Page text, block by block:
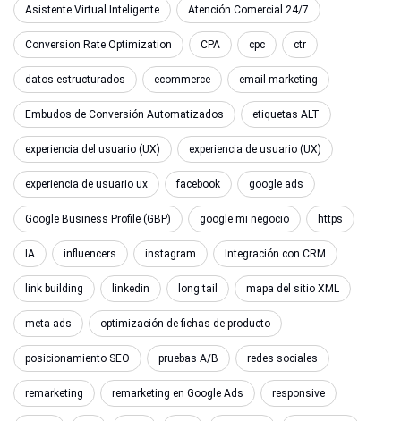
Asistente Virtual Inteligente Atención Comercial 24/7
Conversion Rate Optimization CPA cpc ctr
datos estructurados ecommerce email marketing
Embudos de Conversión Automatizados etiquetas ALT
experiencia del usuario (UX) experiencia de usuario (UX)
experiencia de usuario ux facebook google ads
Google Business Profile (GBP) google mi negocio https
IA influencers instagram Integración con CRM
link building linkedin long tail mapa del sitio XML
meta ads optimización de fichas de producto
posicionamiento SEO pruebas A/B redes sociales
remarketing remarketing en Google Ads responsive